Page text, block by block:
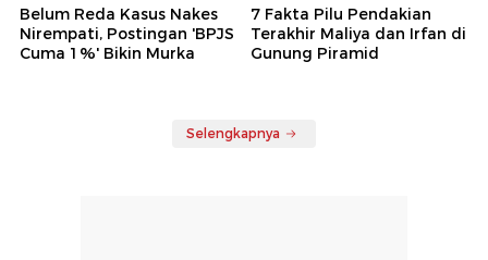
Belum Reda Kasus Nakes
Nirempati, Postingan 'BPJS
Cuma 1%' Bikin Murka
7 Fakta Pilu Pendakian
Terakhir Maliya dan Irfan di
Gunung Piramid
Selengkapnya